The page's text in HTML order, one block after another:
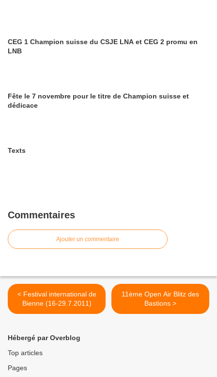
CEG 1 Champion suisse du CSJE LNA et CEG 2 promu en
LNB
Fête le 7 novembre pour le titre de Champion suisse et
dédicace
Texts
Commentaires
Ajouter un commentaire
< Festival international de
Bienne (16-29.7.2011)
11ème Open Air Blitz des
Bastions >
Hébergé par Overblog
Top articles
Pages